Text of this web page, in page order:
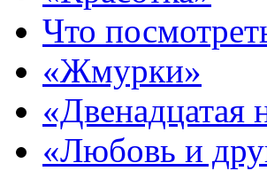
Что
«Жмурки»
«Двенадцатая
«Любовь и